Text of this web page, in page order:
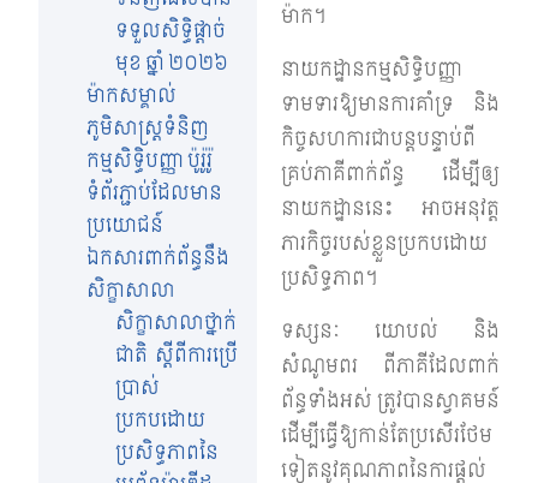
ទទួលសិទ្ធិផ្តាច់
មុខ ឆ្នាំ ២០២៦
ម៉ាកសម្គាល់
ភូមិសាស្ត្រទំនិញ
កម្មសិទ្ធិបញ្ញា ប៉ូរ៉ូរ៉ូ
ទំព័រភ្ជាប់ដែលមាន
ប្រយោជន៍
ឯកសារពាក់ព័ន្ធនឹង
សិក្ខាសាលា
សិក្ខាសាលាថ្នាក់
ជាតិ ស្តីពីការប្រើ
ប្រាស់
ប្រកបដោយ
ប្រសិទ្ធភាពនៃ
ម៉ាក។
នាយកដ្ឋានកម្មសិទ្ធិបញ្ញា
ទាមទារឱ្យមានការគាំទ្រ និង
កិច្ចសហការជាបន្តបន្ទាប់ពី
គ្រប់ភាគីពាក់ព័ន្ធ ដើម្បីឲ្យ
នាយកដ្ឋាននេះ អាចអនុវត្ត
ភារកិច្ចរបស់ខ្លួនប្រកបដោយ
ប្រសិទ្ធភាព។
ទស្សនៈ យោបល់ និង
សំណូមពរ ពីភាគីដែលពាក់
ព័ន្ធទាំងអស់ ត្រូវបានស្វាគមន៍
ដើម្បី​ធ្វើឱ្យ​កាន់តែ​ប្រសើរ​ថែម
ទៀតនូវគុណភាពនៃការផ្តល់